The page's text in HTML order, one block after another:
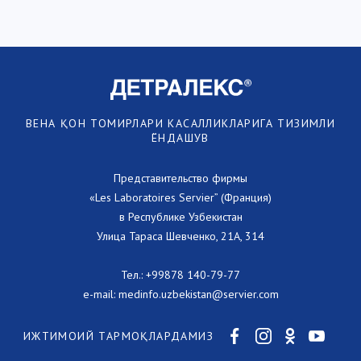
ВЕНА ҚОН ТОМИРЛАРИ КАСАЛЛИКЛАРИГА ТИЗИМЛИ
ЁНДАШУВ
Представительство фирмы
«Les Laboratoires Servier” (Франция)
в Республике Узбекистан
Улица Тараса Шевченко, 21А, 314
Тел.: +99878 140-79-77
e-mail: medinfo.uzbekistan@servier.com
ИЖТИМОИЙ ТАРМОҚЛАРДАМИЗ